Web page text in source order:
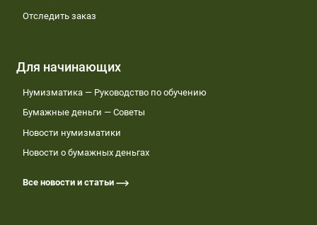
Отследить заказ
Для начинающих
Нумизматика — Руководство по обучению
Бумажные деньги — Советы
Новости нумизматики
Новости о бумажных деньгах
Все новости и статьи